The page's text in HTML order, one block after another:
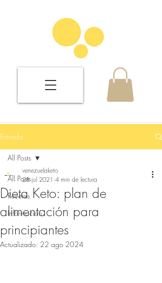
Entrada
All Posts
Recetas
Información
All Posts
Dieta Keto: plan de
alimentación para
principiantes
venezuelaketo
28 jul 2021 4 min de lectura
Actualizado: 22 ago 2024